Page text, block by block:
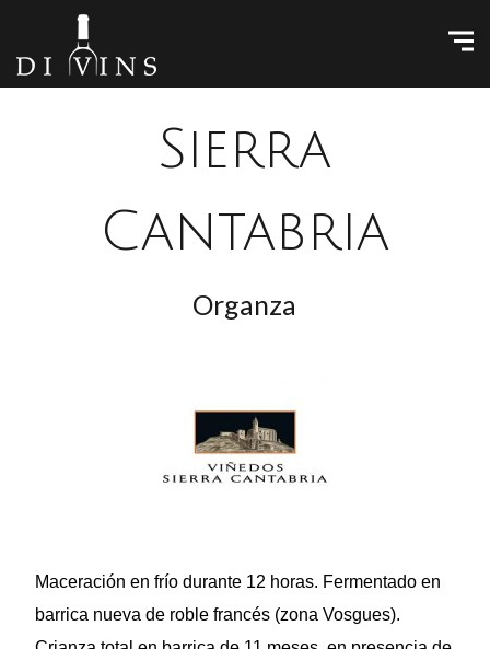
Sierra
Cantabria
Organza
Maceración en frío durante 12 horas. Fermentado en
barrica nueva de roble francés (zona Vosgues).